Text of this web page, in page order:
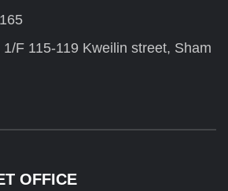
F 115-119 Kweilin street, Sham
OFFICE